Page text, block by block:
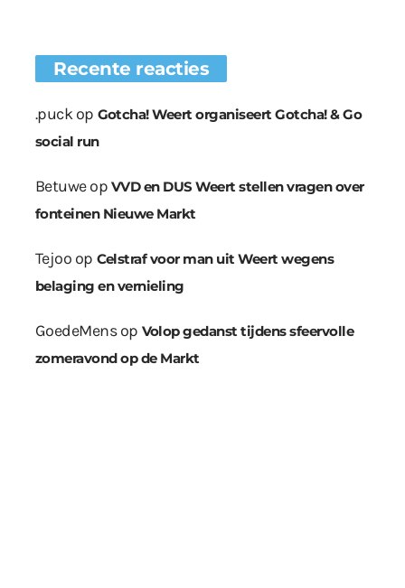
Recente reacties
.puckop Gotcha! Weert organiseert Gotcha! & Go
social run
Betuweop VVD en DUS Weert stellen vragen over
fonteinen Nieuwe Markt
Tejoo op Celstraf voor man uit Weert wegens
belaging en vernieling
GoedeMensop Volop gedanst tijdens sfeervolle
zomeravond op de Markt